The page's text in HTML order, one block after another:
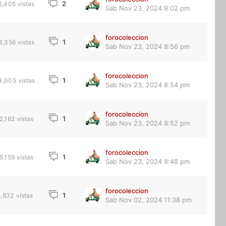
vistas 2
Sab Nov 23, 2024 9:02 pm
vistas 1
forocoleccion
Sab Nov 23, 2024 8:56 pm
vistas 1
forocoleccion
Sab Nov 23, 2024 8:54 pm
vistas 1
forocoleccion
Sab Nov 23, 2024 8:52 pm
vistas 1
forocoleccion
Sab Nov 23, 2024 8:48 pm
vistas 1
forocoleccion
Sab Nov 02, 2024 11:38 pm